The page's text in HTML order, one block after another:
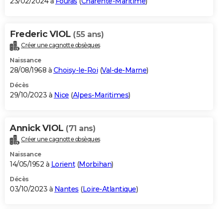
Frederic VIOL (55 ans)
Créer une cagnotte obsèques
Naissance
28/08/1968 à Choisy-le-Roi (Val-de-Marne)
Décès
29/10/2023 à Nice (Alpes-Maritimes)
Annick VIOL (71 ans)
Créer une cagnotte obsèques
Naissance
14/05/1952 à Lorient(Morbihan)
Décès
03/10/2023 à Nantes (Loire-Atlantique)